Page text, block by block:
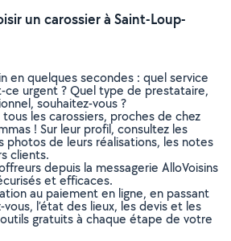
un carossier à Saint-Loup-
en quelques secondes : quel service
ce urgent ? Quel type de prestataire,
souhaitez-vous ?
les carossiers, proches de chez
! Sur leur profil, consultez les
photos de leurs réalisations, les notes
clients.
depuis la messagerie AlloVoisins
et efficaces.
au paiement en ligne, en passant
l’état des lieux, les devis et les
gratuits à chaque étape de votre